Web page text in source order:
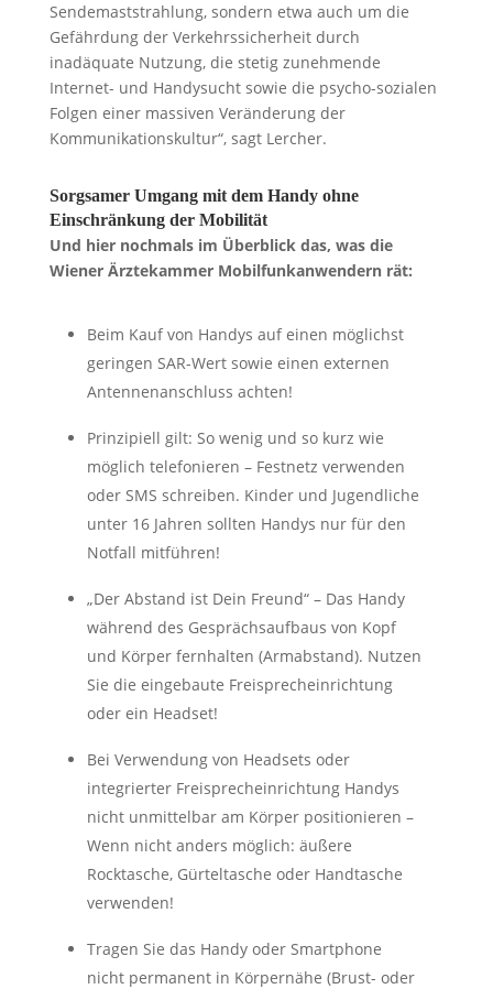
Sendemaststrahlung, sondern etwa auch um die
Gefährdung der Verkehrssicherheit durch
inadäquate Nutzung, die stetig zunehmende
Internet- und Handysucht sowie die psycho-sozialen
Folgen einer massiven Veränderung der
Kommunikationskultur“, sagt Lercher.
Sorgsamer Umgang mit dem Handy ohne
Einschränkung der Mobilität
Und hier nochmals im Überblick das, was die
Wiener Ärztekammer Mobilfunkanwendern rät:
Beim Kauf von Handys auf einen möglichst
geringen SAR-Wert sowie einen externen
Antennenanschluss achten!
Prinzipiell gilt: So wenig und so kurz wie
möglich telefonieren – Festnetz verwenden
oder SMS schreiben. Kinder und Jugendliche
unter 16 Jahren sollten Handys nur für den
Notfall mitführen!
„Der Abstand ist Dein Freund“ – Das Handy
während des Gesprächsaufbaus von Kopf
und Körper fernhalten (Armabstand). Nutzen
Sie die eingebaute Freisprecheinrichtung
oder ein Headset!
Bei Verwendung von Headsets oder
integrierter Freisprecheinrichtung Handys
nicht unmittelbar am Körper positionieren –
Wenn nicht anders möglich: äußere
Rocktasche, Gürteltasche oder Handtasche
verwenden!
Tragen Sie das Handy oder Smartphone
nicht permanent in Körpernähe (Brust- oder